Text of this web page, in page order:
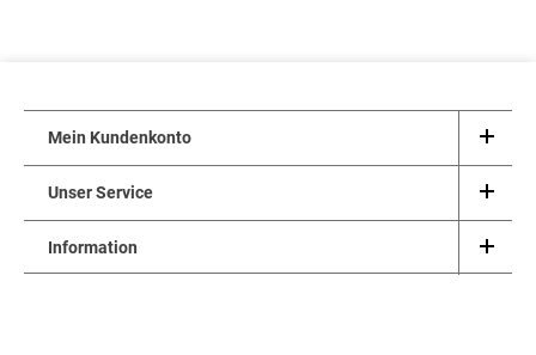
Mein Kundenkonto
Unser Service
Information